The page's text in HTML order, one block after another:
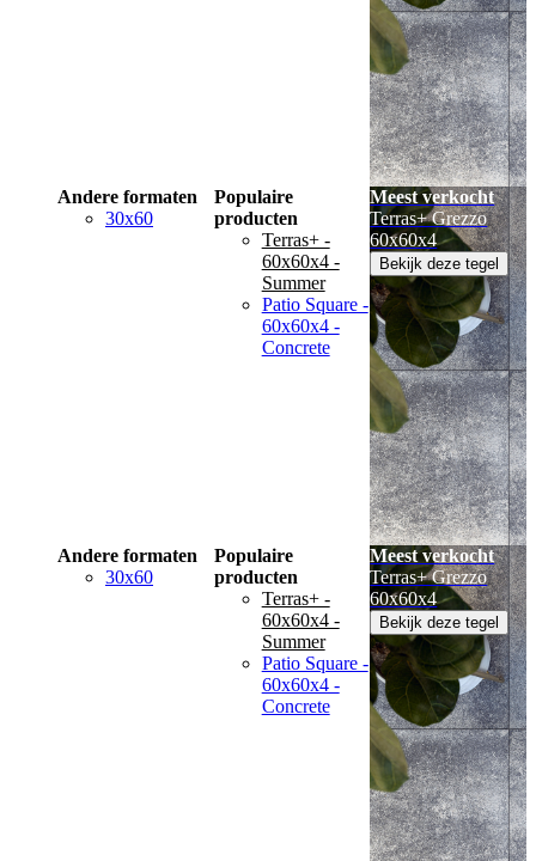
Andere formaten
30x60
Populaire
producten
Terras+ -
60x60x4 -
Summer
Patio Square -
60x60x4 -
Concrete
Meest verkocht
Terras+ Grezzo
60x60x4
Bekijk deze tegel
Andere formaten
30x60
Populaire
producten
Terras+ -
60x60x4 -
Summer
Patio Square -
60x60x4 -
Concrete
Meest verkocht
Terras+ Grezzo
60x60x4
Bekijk deze tegel